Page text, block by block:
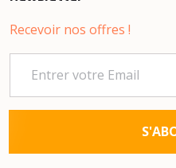
Recevoir nos offres !